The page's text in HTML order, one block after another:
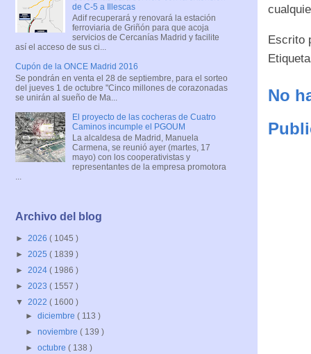
Escrito
No
de C-5 a Illescas
Adif recuperará y renovará la estación
ferroviaria de Griñón para que acoja
servicios de Cercanías Madrid y facilite
así el acceso de sus ci...
Cupón de la ONCE Madrid 2016
Se pondrán en venta el 28 de septiembre, para el sorteo
del jueves 1 de octubre "Cinco millones de corazonadas
se unirán al sueño de Ma...
El proyecto de las cocheras de Cuatro
Caminos incumple el PGOUM
La alcaldesa de Madrid, Manuela
Carmena, se reunió ayer (martes, 17
mayo) con los cooperativistas y
representantes de la empresa promotora
...
Archivo del blog
► 2026 ( 1045 )
► 2025 ( 1839 )
► 2024 ( 1986 )
► 2023 ( 1557 )
▼ 2022 ( 1600 )
►diciembre( 113 )
►noviembre( 139 )
►octubre( 138 )